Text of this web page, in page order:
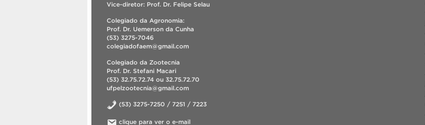
Vice-diretor: Prof. Dr. Felipe Selau
Colegiado da Agronomia:
Prof. Dr. Uemerson da Cunha
(53) 3275-7046
colegiadofaem@gmail.com
Colegiado da Zootecnia
Prof. Dr. Stefani Macari
(53) 32.75.72.74 ou 32.75.72.70
ufpelzootecnia@gmail.com
(53) 3275-7250 / 7251 / 7223
clique para ver o e-mail